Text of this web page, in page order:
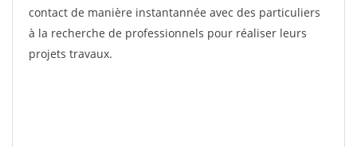
contact de manière instantannée avec des particuliers
à la recherche de professionnels pour réaliser leurs
projets travaux.